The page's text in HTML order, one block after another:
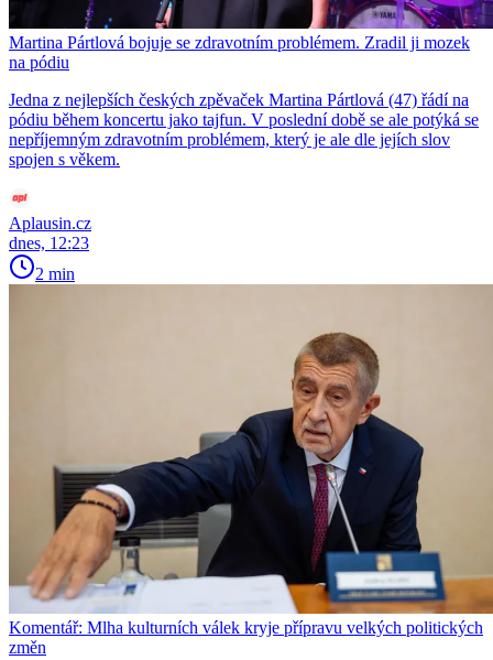
Martina Pártlová bojuje se zdravotním problémem. Zradil ji mozek
na pódiu
Jedna z nejlepších českých zpěvaček Martina Pártlová (47) řádí na
pódiu během koncertu jako tajfun. V poslední době se ale potýká se
nepříjemným zdravotním problémem, který je ale dle jejích slov
spojen s věkem.
Aplausin.cz
dnes, 12:23
2 min
Komentář: Mlha kulturních válek kryje přípravu velkých politických
změn